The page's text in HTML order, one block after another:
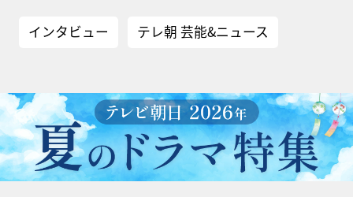
インタビュー テレ朝 芸能&ニュース